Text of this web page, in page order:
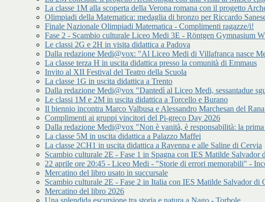
La classe 1M alla scoperta della Verona romana con il progetto
Olimpiadi della Matematica: medaglia di bronzo per Riccardo
Finale Nazionale Olimpiadi Matematica - Complimenti ragazze/i!
Fase 2 - Scambio culturale Liceo Medi 3E - Röntgen Gymnasium
Le classi 2G e 2H in visita didattica a Padova
Dalla redazione Medi@vox: "Al Liceo Medi di Villafranca nasce
La classe terza H in uscita didattica presso la comunità di Emmaus
Invito al XII Festival del Teatro della Scuola
La classe 1G in uscita didattica a Trento
Dalla redazione Medi@vox "Dantedì al Liceo Medi, sessantadue
Le classi 1M e 2M in uscita didattica a Torcello e Burano
Il biennio incontra Marco Valbusa e Alessandro Marchesan del
Complimenti ai gruppi vincitori del Pi-greco Day 2026
Dalla redazione Medi@vox "Non è vanità, è responsabilità: la
La classe 5M in uscita didattica a Palazzo Maffei
La classe 2CH1 in uscita didattica a Ravenna e alle Saline di Cervia
Scambio culturale 2E - Fase 1 in Spagna con IES Matilde Salvador
22 aprile ore 20:45 - Liceo Medi - "Storie di errori memorabili" -
Mercatino del libro usato in succursale
Scambio culturale 2E - Fase 2 in Italia con IES Matilde Salvador di
Mercatino del libro 2026